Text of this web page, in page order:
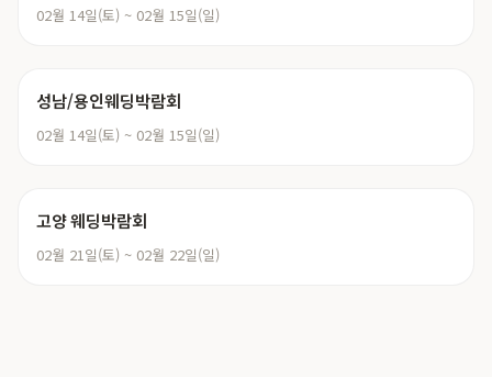
02월 14일(토) ~ 02월 15일(일)
성남/용인웨딩박람회
02월 14일(토) ~ 02월 15일(일)
고양 웨딩박람회
02월 21일(토) ~ 02월 22일(일)